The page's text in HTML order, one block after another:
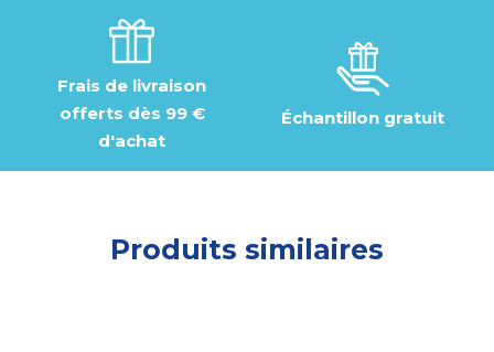
Frais de livraison
offerts dès 99 €
d'achat
Échantillon gratuit
Produits similaires